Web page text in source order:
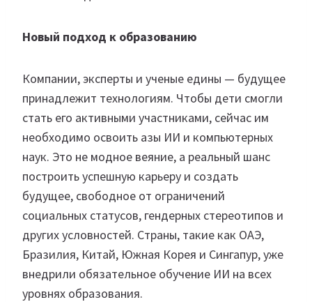
Новый подход к образованию
Компании, эксперты и ученые едины — будущее
принадлежит технологиям. Чтобы дети смогли
стать его активными участниками, сейчас им
необходимо освоить азы ИИ и компьютерных
наук. Это не модное веяние, а реальный шанс
построить успешную карьеру и создать
будущее, свободное от ограничений
социальных статусов, гендерных стереотипов и
других условностей. Страны, такие как ОАЭ,
Бразилия, Китай, Южная Корея и Сингапур, уже
внедрили обязательное обучение ИИ на всех
уровнях образования.